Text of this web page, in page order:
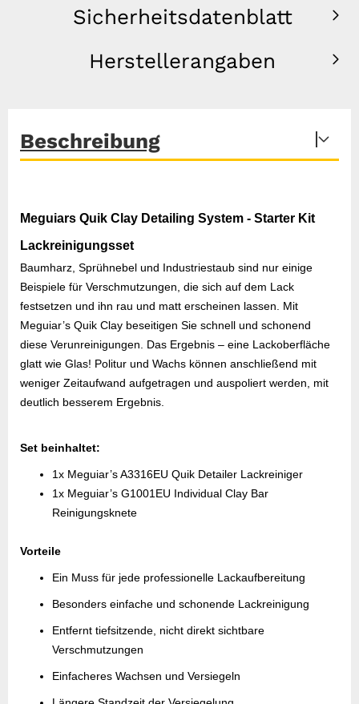
Sicherheitsdatenblatt
Herstellerangaben
Beschreibung
Meguiars Quik Clay Detailing System - Starter Kit
Lackreinigungsset
Baumharz, Sprühnebel und Industriestaub sind nur einige
Beispiele für Verschmutzungen, die sich auf dem Lack
festsetzen und ihn rau und matt erscheinen lassen. Mit
Meguiar’s Quik Clay beseitigen Sie schnell und schonend
diese Verunreinigungen. Das Ergebnis – eine Lackoberfläche
glatt wie Glas! Politur und Wachs können anschließend mit
weniger Zeitaufwand aufgetragen und auspoliert werden, mit
deutlich besserem Ergebnis.
Set beinhaltet:
1x Meguiar’s A3316EU Quik Detailer Lackreiniger
1x Meguiar’s G1001EU Individual Clay Bar
Reinigungsknete
Vorteile
Ein Muss für jede professionelle Lackaufbereitung
Besonders einfache und schonende Lackreinigung
Entfernt tiefsitzende, nicht direkt sichtbare
Verschmutzungen
Einfacheres Wachsen und Versiegeln